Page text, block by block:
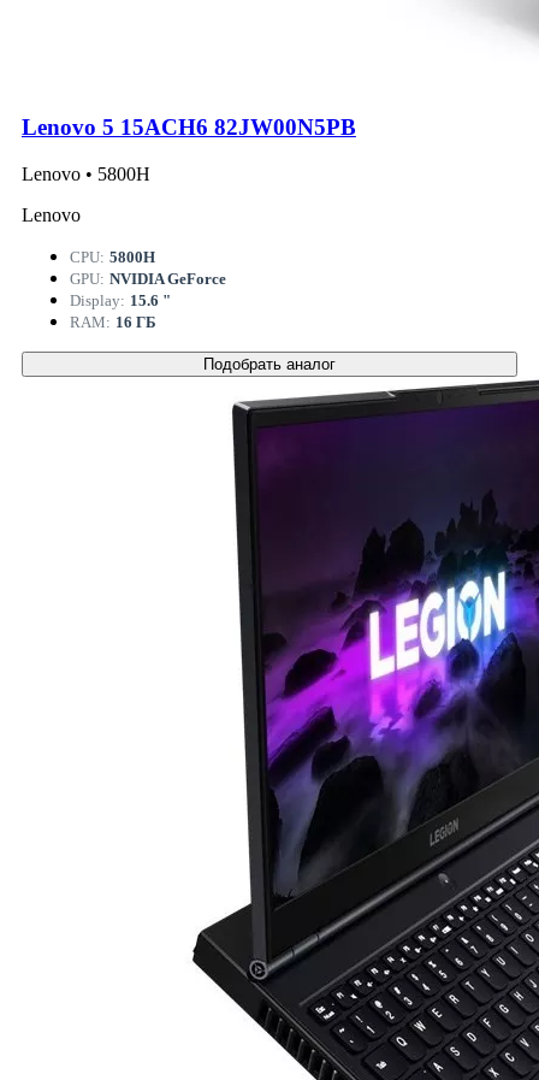
Lenovo 5 15ACH6 82JW00N5PB
Lenovo • 5800H
Lenovo
CPU: 5800H
GPU: NVIDIA GeForce
Display: 15.6 "
RAM: 16 ГБ
Подобрать аналог